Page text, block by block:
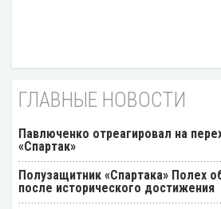
ГЛАВНЫЕ НОВОСТИ
Павлюченко отреагировал на
«Спартак»
Полузащитник «Спартака» Полех
после исторического достижения